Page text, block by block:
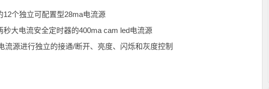
个独立可配置型28ma电流源
大电流安全定时器的400ma cam led电流源
源进行独立的接通/断开、亮度、闪烁和灰度控制